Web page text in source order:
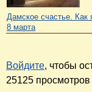
Дамское счастье. Как
8 марта
Войдите, чтобы
25125 просмотров